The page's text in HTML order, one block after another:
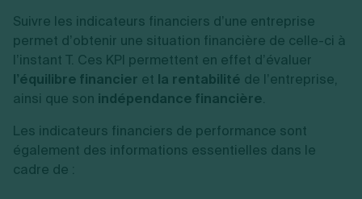
Suivre les indicateurs financiers d’une entreprise
permet d’obtenir une situation financière de celle-ci à
l’instant T. Ces KPI permettent en effet d’évaluer
l’équilibre financier et la rentabilité de l’entreprise,
ainsi que son indépendance financière.
Les indicateurs financiers de performance sont
également des informations essentielles dans le
cadre de :